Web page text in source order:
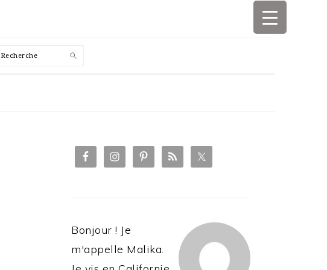
Recherche
PRIMARY
SIDEBAR
Bonjour ! Je
m'appelle Malika.